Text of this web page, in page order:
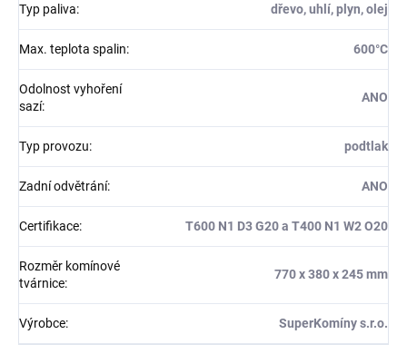
Typ paliva: dřevo, uhlí, plyn, olej
Max. teplota spalin: 600°C
Odolnost vyhoření
sazí:
ANO
Typ provozu: podtlak
Zadní odvětrání: ANO
Certifikace: T600 N1 D3 G20 a T400 N1 W2 O20
Rozměr komínové
tvárnice:
770 x 380 x 245 mm
Výrobce: SuperKomíny s.r.o.